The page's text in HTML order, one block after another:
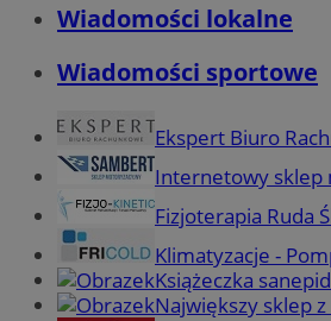
Wiadomości lokalne
Wiadomości sportowe
Ekspert Biuro
Internetowy sklep
Fizjoterapia Ruda
Klimatyzacje -
Książeczka
Największy sklep